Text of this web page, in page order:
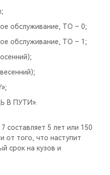
обслуживание, ТО – 0;
обслуживание, ТО – 1;
В ПУТИ».
составляет 5 лет или 150
от того, что наступит
срок на кузов и